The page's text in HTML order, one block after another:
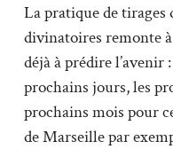
La pratique de tirages
divinatoires remonte
déjà à prédire l’avenir
prochains jours, les
prochains mois pour
de Marseille par